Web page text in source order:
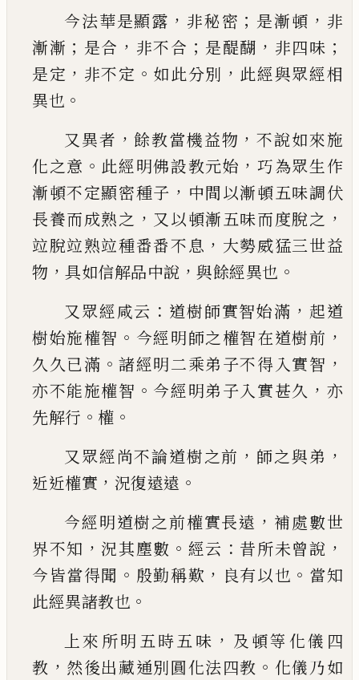
今法華是顯露 ， 非秘密 ； 是漸頓 ， 非
漸漸 ； 是合 ， 非不合 ； 是醍醐 ， 非四味 ；
是定 ， 非不定 。 如此分別 ， 此經與眾經相
異也 。
又異者 ，餘教當機益物 ，不說如來施
化之意 。 此經明佛設教元始 ， 巧為眾生作
漸頓不定顯密種子 ， 中間以漸頓五味調伏
長養而成熟之 ， 又以頓漸五味而度脫之 ，
竝脫竝熟竝種番番不息 ， 大勢威猛三世益
物 ， 具如信解品中說 ， 與餘經異也 。
又眾經咸云 ： 道樹師實智始滿 ， 起道
樹始施權智 。 今經明師之權智在道樹前 ，
久久已滿 。諸經明二乘弟子不得入實智 ，
亦不能施權智 。 今經明弟子入實甚久 ， 亦
先解行 。 權 。
又眾經尚不論道樹之前 ， 師之與弟 ，
近近權實 ， 況復遠遠 。
今經明道樹之前權實長遠 ， 補處數世
界不知 ，況其塵數 。 經云 ： 昔所未曾說 ，
今皆當得聞 。 殷勤稱歎 ， 良有以也 。 當知
此經異諸教也 。
上來所明五時五味 ， 及頓等化儀四
教 ， 然後出藏通別圓化法四教 。 化儀乃如